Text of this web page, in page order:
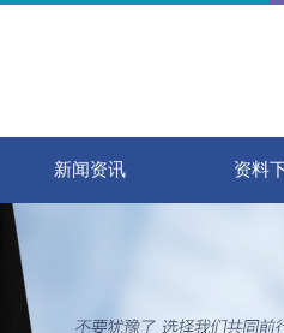
新闻资讯 资料